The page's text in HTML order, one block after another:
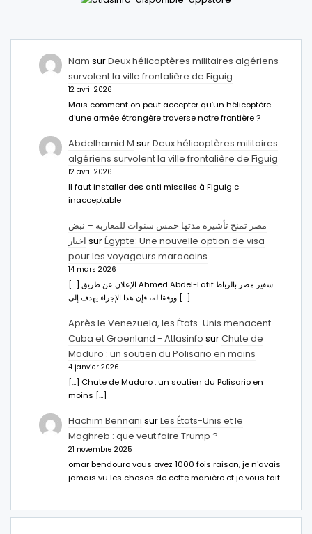
Nam surDeux hélicoptères militaires algériens
survolent la ville frontalière de Figuig
12 avril 2026
Mais comment on peut accepter qu’un hélicoptère
d’une armée étrangère traverse notre frontière ?
Abdelhamid M surDeux hélicoptères militaires
algériens survolent la ville frontalière de Figuig
12 avril 2026
Il faut installer des anti missiles à Figuig c
inacceptable
مصر تمنح تأشيرة مدتها خمس سنوات للمغاربة – نبض
اخبار surÉgypte: Une nouvelle option de visa
pour les voyageurs marocains
14 mars 2026
[…] الإعلان عن طريق Ahmed Abdel-Latifسفير مصر بالرباط.
ووفقا له، فإن هذا الإجراء يهدف إلى […]
Après le Venezuela, les États-Unis menacent
Cuba et Groenland - Atlasinfo surChute de
Maduro : un soutien du Polisario en moins
4 janvier 2026
[…] Chute de Maduro : un soutien du Polisario en
moins […]
Hachim Bennani surLes États-Unis et le
Maghreb : que veut faire Trump ?
21 novembre 2025
omar bendouro vous avez 1000 fois raison, je n'avais
jamais vu les choses de cette manière et je vous fait…